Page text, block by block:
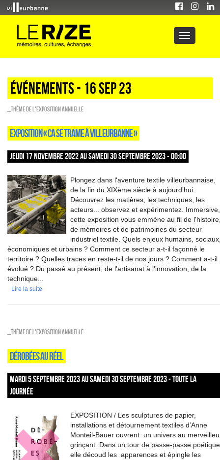
Événements - 16 Sep 23
_Thème de l'exposition annuelle
EXPOSITION « CA SE TRAME À VILLEURBANNE »
JEUDI 17 NOVEMBRE 2022 AU SAMEDI 30 SEPTEMBRE 2023 - 00:00
Plongez dans l'aventure textile villeurbannaise,
de la fin du XIXème siècle à aujourd’hui.
Découvrez les matières, les techniques, les
acteurs... observez et expérimentez. Immersive,
cette exposition vous emmène au fil de
de mémoires et de patrimoines du secteur
industriel textile. Quels enjeux humains,
économiques et urbains ? Comment ce secteur a-t-il façonné le
territoire ? Quelles traces en reste-t-il de nos jours ? Comment a-t-il
évolué ? Du passé au présent, de l'artisanat à l'innovation, de la
technique...
Lire la suite
_Thème de l'exposition annuelle
DÉROBÉES AU RÉEL
MARDI 5 SEPTEMBRE 2023 AU SAMEDI 30 SEPTEMBRE 2023 - TOUTE LA
JOURNÉE
EXPOSITION / Les sculptures de papier,
installations et détournement textiles d’Anne
Monteil-Bauer ouvrent un univers au
grinçant. Dans un tour de passe-passe
elle découd les apparences et épingle les